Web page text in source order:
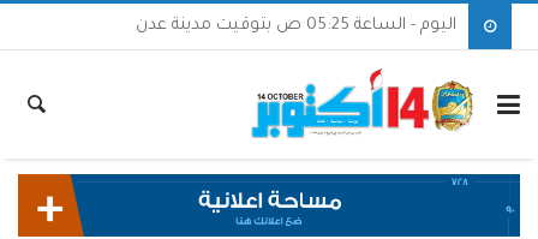
اليوم - الساعة 05:25 ص بتوقيت مدينة عدن